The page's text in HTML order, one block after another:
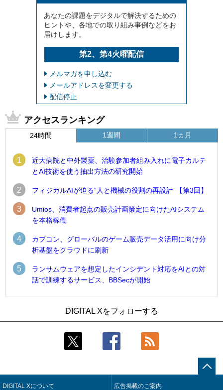
あなたの課題をデジタルで解決するための
ヒントや、各地での取り組み事例などをお
届けします。
第2、第4火曜配信
メルマガを申し込む
メールアドレスを変更する
配信停止
アクセスランキング
24時間
1
近大病院と中外製薬、治験参加者組み入れに電子カルテ
とAI技術を使う抽出方法の研究開始
2 フィジカルAIが迫る“人と機械の役割の再設計”【第3回】
3
Umios、消費者起点の販売計画策定に向けたAIシステム
を本格稼働
4
カプコン、グローバルのゲーム販売データ活用に向け分
析基盤をクラウドに刷新
5
ランサムウェアを想定したインシデント対応をAIとの対
話で訓練するサービス、BBSecが開始
1週間
近大病院と中外製薬、治験参加者組み入れに電子カルテとAI
技術を使う抽出方法の研究開始
コスモ石油、製油所の設備点検への四足歩行ロボット利用を
検証
1ヵ月
合基盤を本格稼働
鹿島建設、鋼管柱へのコンクリート充填時の異常を検出する
AIを遠隔監視システムに実装
そもそも今の仕事はAIエージェントを求めているのか【第25
回】
DIGITAL Xをフォローする
DIGITAL Xについて 広告掲載のご案内